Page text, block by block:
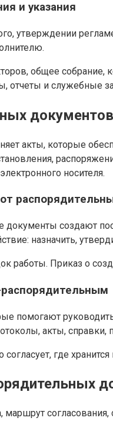
и указания
утверждении
общее собрание,
отчеты и служебные
документов
акты, которые
носителя.
создают
назначить,
Приказ о
помогают
акты,
где